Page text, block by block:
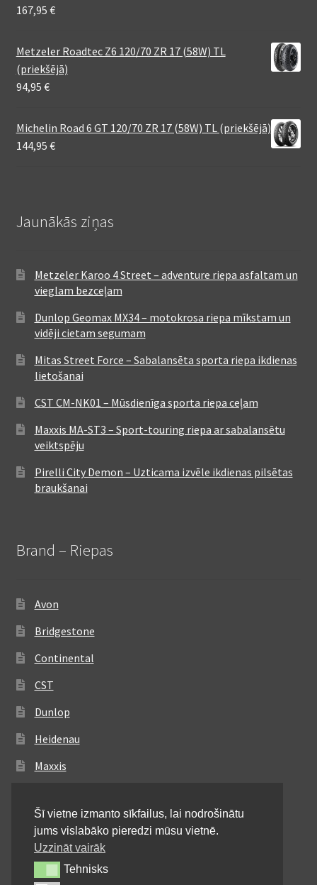
167,95 €
Metzeler Roadtec Z6 120/70 ZR 17 (58W) TL
(priekšējā)
94,95 €
Michelin Road 6 GT 120/70 ZR 17 (58W) TL (priekšējā)
144,95 €
Jaunākās ziņas
Metzeler Karoo 4 Street – adventure riepa asfaltam un
vieglam bezceļam
Dunlop Geomax MX34 – motokrosa riepa mīkstam un
vidēji cietam segumam
Mitas Street Force – Sabalansēta sporta riepa ikdienas
lietošanai
CST CM-NK01 – Mūsdienīga sporta riepa ceļam
Maxxis MA-ST3 – Sport-touring riepa ar sabalansētu
veiktspēju
Pirelli City Demon – Uzticama izvēle ikdienas pilsētas
braukšanai
Brand – Riepas
Avon
Bridgestone
Continental
CST
Dunlop
Heidenau
Maxxis
Michelin
Mitas
Pirelli
Šī vietne izmanto sīkfailus, lai nodrošinātu
jums vislabāko pieredzi mūsu vietnē.
Uzzināt vairāk
TehnisksTehnisks